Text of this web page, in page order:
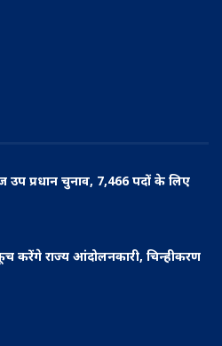
उप प्रधान चुनाव, 7,466 पदों के लिए
करेंगे राज्य आंदोलनकारी, चिन्हीकरण